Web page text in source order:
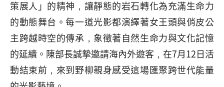
策展人」的精神，讓靜態的岩石轉化為充滿生命力
的動態舞台。每一道光影都演繹著女王頭與俏皮公
主跨越時空的傳承，象徵著自然生命力與文化記憶
的延續。陳部長誠摯邀請海內外遊客，在7月12日活
動結束前，來到野柳親身感受這場匯聚跨世代能量